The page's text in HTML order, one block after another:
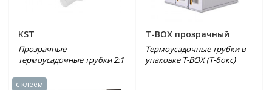
KST
Прозрачные
термоусадочные трубки 2:1
T-BOX прозрачный
Термоусадочные трубки в
упаковке Т-ВОХ (Т-бокс)
с клеем